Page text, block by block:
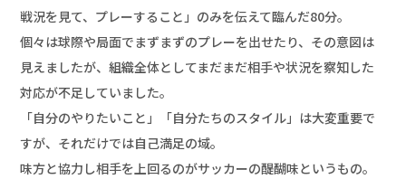
戦況を見て、プレーすること」のみを伝えて臨んだ80分。
個々は球際や局面でまずまずのプレーを出せたり、その意図は
見えましたが、組織全体としてまだまだ相手や状況を察知した
対応が不足していました。
「自分のやりたいこと」「自分たちのスタイル」は大変重要で
すが、それだけでは自己満足の域。
味方と協力し相手を上回るのがサッカーの醍醐味というもの。